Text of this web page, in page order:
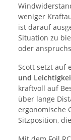
weniger
ist darauf
Situation zu
oder
Scott setzt auf
und
kraftvoll auf
über lange
ergonomische
Sitzposition,